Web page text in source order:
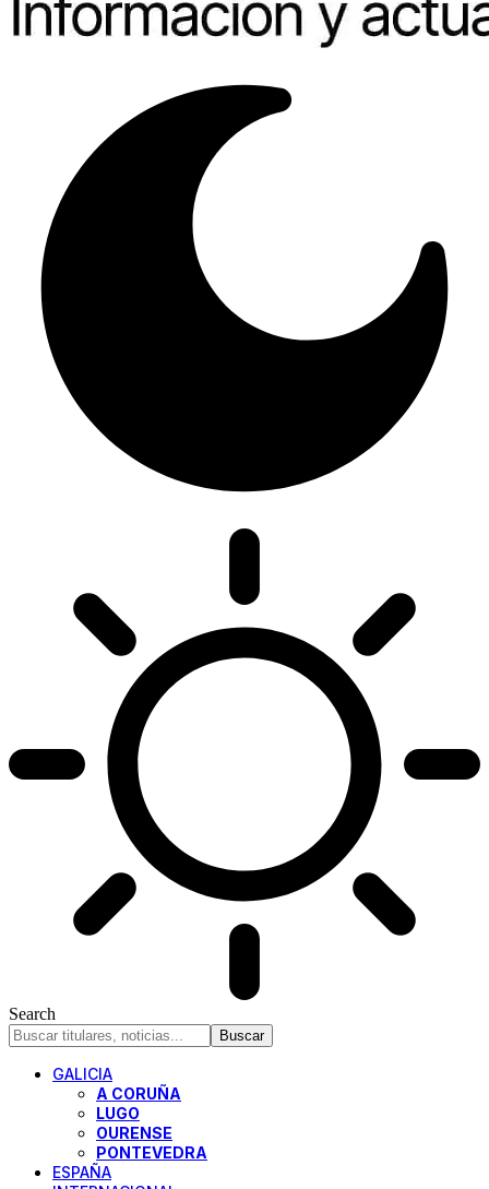
Search
GALICIA
A CORUÑA
LUGO
OURENSE
PONTEVEDRA
ESPAÑA